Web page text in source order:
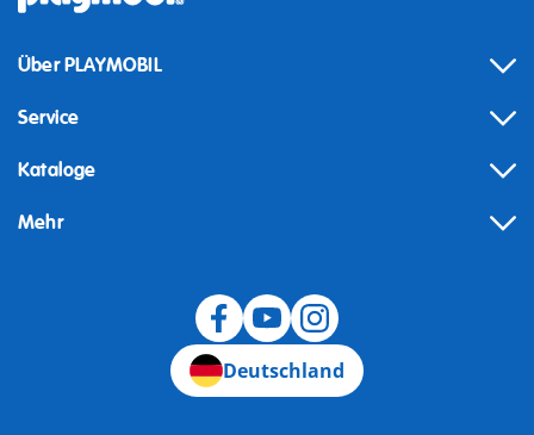
Über PLAYMOBIL
Service
Kataloge
Mehr
Deutschland